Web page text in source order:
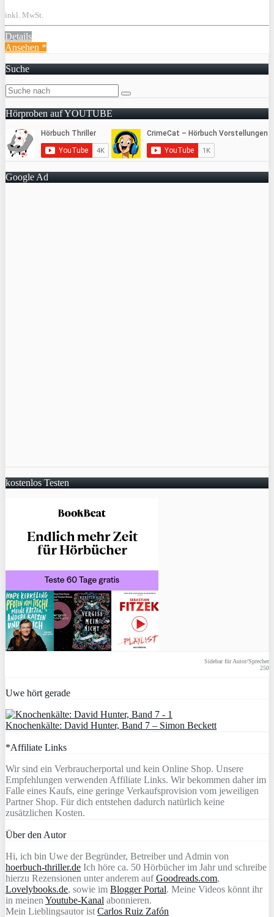
inkl. MwSt.
Details
Ansehen *
Suche
Hörproben auf YOUTUBE
Google Ad
kostenlos Testen
Sidebar für Autor/Sprecher
250
Uwe hört gerade
Knochenkälte: David Hunter, Band 7 – Simon Beckett
*Affiliate Links
Wir sind ein Verbraucherportal und kein Online Shop. Unsere
Empfehlungen verwenden Affiliate Links. Wir bekommen daher im
Falle eines Kaufs, eine geringe Verkaufsprovision vom jeweiligen
Partner Shop. Für dich entstehen dadurch natürlich keine
zusätzlichen Kosten.
Über den Autor
Hi, ich bin Uwe der Begründer, Betreiber und Admin von
hoerbuch-thriller.de Ich höre ca. 50 Hörbücher im Jahr und schreibe
hierzu Rezensionen unter anderem aufGoodreads.com,
Lovelybooks.de, sowie im Blogger Portal. Meine Videos könnt ihr
in meinen Youtube-Kanal abonnieren.
Mein Lieblingsautor ist Carlos Ruiz Zafón